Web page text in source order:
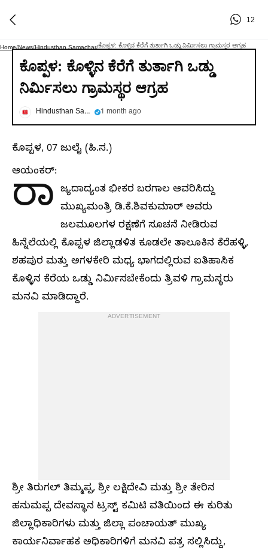
12
Home/News/Hindusthan Samachar/ಕೊಪ್ಪಳ: ಕೊಳ್ಳಿನ ಕೆರೆಗೆ ತುರ್ತಾಗಿ ಒಡ್ಡು ನಿರ್ಮಿಸಲು ಗ್ರಾಮಸ್ಥರ ಆಗ್ರಹ
ಕೊಪ್ಪಳ: ಕೊಳ್ಳಿನ ಕೆರೆಗೆ ತುರ್ತಾಗಿ ಒಡ್ಡು
ನಿರ್ಮಿಸಲು ಗ್ರಾಮಸ್ಥರ ಆಗ್ರಹ
Hindusthan Samachar 1 month ago
ಕೊಪ್ಪಳ, 07 ಜುಲೈ (ಹಿ.ಸ.)
ಆಯಂಕರ್:
ರಾ ಜ್ಯದಾದ್ಯಂತ ಭೀಕರ ಬರಗಾಲ ಆವರಿಸಿದ್ದು
ಮುಖ್ಯಮಂತ್ರಿ ಡಿ.ಕೆ.ಶಿವಕುಮಾರ್ ಅವರು
ಜಲಮೂಲಗಳ ರಕ್ಷಣೆಗೆ ಸೂಚನೆ ನೀಡಿರುವ
ಹಿನ್ನೆಲೆಯಲ್ಲಿ ಕೊಪ್ಪಳ ಜಿಲ್ಲಾಡಳಿತ ಕೂಡಲೇ ತಾಲೂಕಿನ ಕೆರೆಹಳ್ಳಿ,
ಶಹಪುರ ಮತ್ತು ಅಗಳಕೇರಿ ಮಧ್ಯ ಭಾಗದಲ್ಲಿರುವ ಐತಿಹಾಸಿಕ
ಕೊಳ್ಳಿನ ಕೆರೆಯ ಒಡ್ಡು ನಿರ್ಮಿಸಬೇಕೆಂದು ತ್ರಿವಳಿ ಗ್ರಾಮಸ್ಥರು
ಮನವಿ ಮಾಡಿದ್ದಾರೆ.
ADVERTISEMENT
ಶ್ರೀ ತಿರುಗಲ್ ತಿಮ್ಮಪ್ಪ, ಶ್ರೀ ಲಕ್ಷಿದೇವಿ ಮತ್ತು ಶ್ರೀ ತೇರಿನ
ಹನುಮಪ್ಪ ದೇವಸ್ಥಾನ ಟ್ರಸ್ಟ್ ಕಮಿಟಿ ವತಿಯಿಂದ ಈ ಕುರಿತು
ಜಿಲ್ಲಾಧಿಕಾರಿಗಳು ಮತ್ತು ಜಿಲ್ಲಾ ಪಂಚಾಯತ್ ಮುಖ್ಯ
ಕಾರ್ಯನಿರ್ವಾಹಕ ಅಧಿಕಾರಿಗಳಿಗೆ ಮನವಿ ಪತ್ರ ಸಲ್ಲಿಸಿದ್ದು,